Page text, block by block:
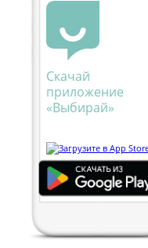
Скачай
приложение
«Выбирай»